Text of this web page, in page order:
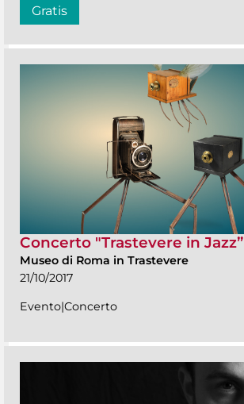
Gratis
Concerto "Trastevere in Jazz”
Museo di Roma in Trastevere
21/10/2017
Evento|Concerto